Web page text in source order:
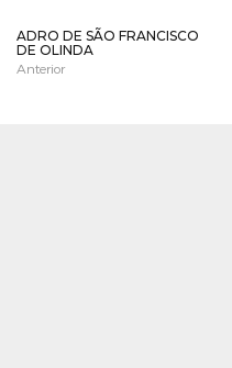
ADRO DE SÃO FRANCISCO
DE OLINDA
Anterior